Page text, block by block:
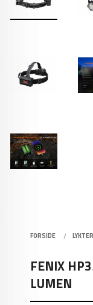
FORSIDE LYKTER
FENIX
LUMEN